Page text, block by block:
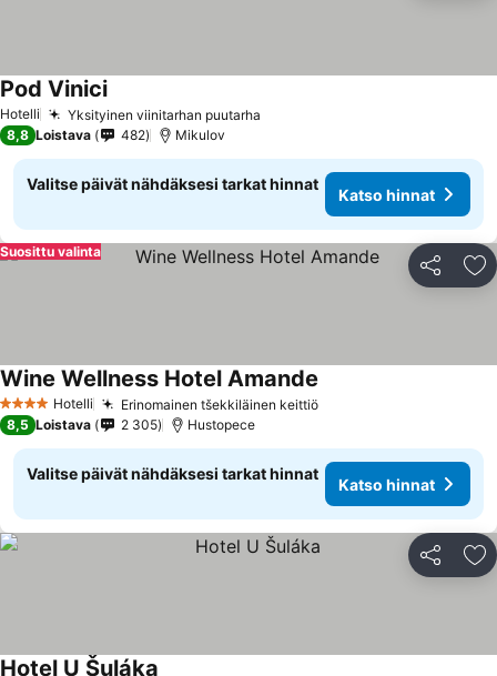
Hotelli Yksityinen viinitarhan puutarha
Pod Vinici
8,8 Loistava 482 Mikulov
Valitse päivät nähdäksesi tarkat hinnat
Katso hinnat
Jaa
Suosittu valinta
4 Tähtiluokitus
Hotelli Erinomainen tšekkiläinen keittiö
Wine Wellness Hotel Amande
8,5 Loistava 2 305 Hustopece
Valitse päivät nähdäksesi tarkat hinnat
Katso hinnat
Jaa
Hotel U Šuláka